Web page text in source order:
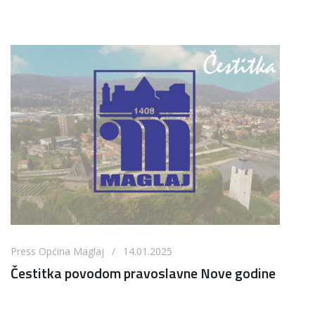
Press Općina Maglaj / 14.01.2025
Čestitka povodom pravoslavne Nove godine